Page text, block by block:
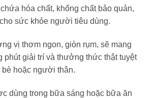
hóa chất, khống chất bảo quản,
sức khỏe người tiêu dùng.
vị thơm ngon, giòn rụm, sẽ mang
phút giải trí và thưởng thức thật tuyệt
hoặc người thân.
dùng trong bữa sáng hoặc bữa ăn